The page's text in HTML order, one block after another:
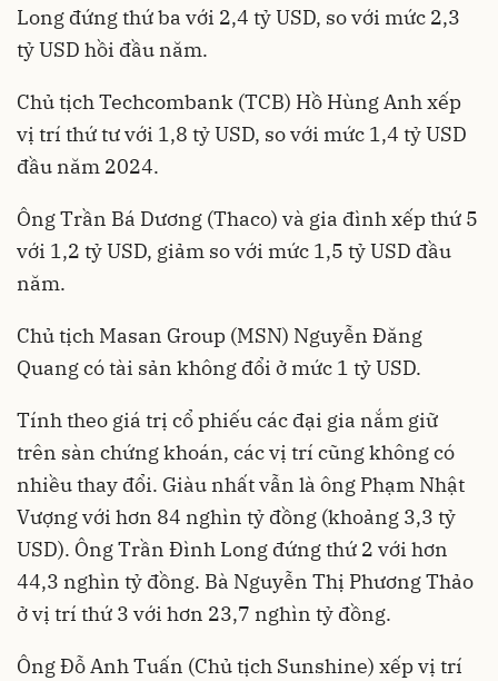
Long đứng thứ ba với 2,4 tỷ USD, so với mức 2,3
tỷ USD hồi đầu năm.
Chủ tịch Techcombank (TCB) Hồ Hùng Anh xếp
vị trí thứ tư với 1,8 tỷ USD, so với mức 1,4 tỷ USD
đầu năm 2024.
Ông Trần Bá Dương (Thaco) và gia đình xếp thứ 5
với 1,2 tỷ USD, giảm so với mức 1,5 tỷ USD đầu
năm.
Chủ tịch Masan Group (MSN) Nguyễn Đăng
Quang có tài sản không đổi ở mức 1 tỷ USD.
Tính theo giá trị cổ phiếu các đại gia nắm giữ
trên sàn chứng khoán, các vị trí cũng không có
nhiều thay đổi. Giàu nhất vẫn là ông Phạm Nhật
Vượng với hơn 84 nghìn tỷ đồng (khoảng 3,3 tỷ
USD). Ông Trần Đình Long đứng thứ 2 với hơn
44,3 nghìn tỷ đồng. Bà Nguyễn Thị Phương Thảo
ở vị trí thứ 3 với hơn 23,7 nghìn tỷ đồng.
Ông Đỗ Anh Tuấn (Chủ tịch Sunshine) xếp vị trí